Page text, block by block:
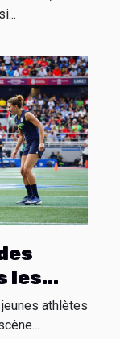
les
athlètes